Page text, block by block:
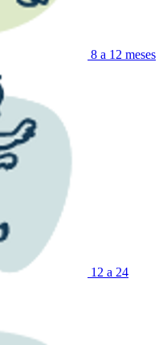
8 a 12 meses
12 a 24